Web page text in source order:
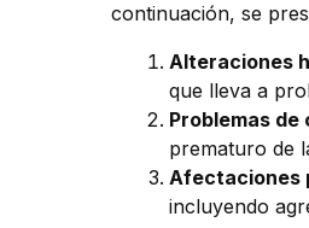
continuación, se
Alteraciones
que lleva a
Problemas
prematuro de
Afectaciones
incluyendo